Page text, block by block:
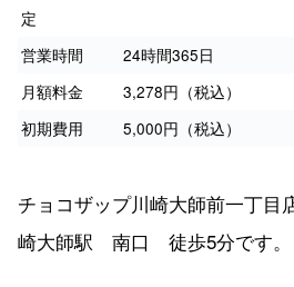
定
営業時間
24時間365日
月額料金
3,278円（税込）
初期費用
5,000円（税込）
チョコザップ川崎大師前一丁目
崎大師駅 南口 徒歩5分です。